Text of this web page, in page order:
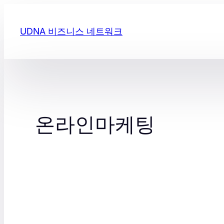
UDNA 비즈니스 네트워크
온라인마케팅